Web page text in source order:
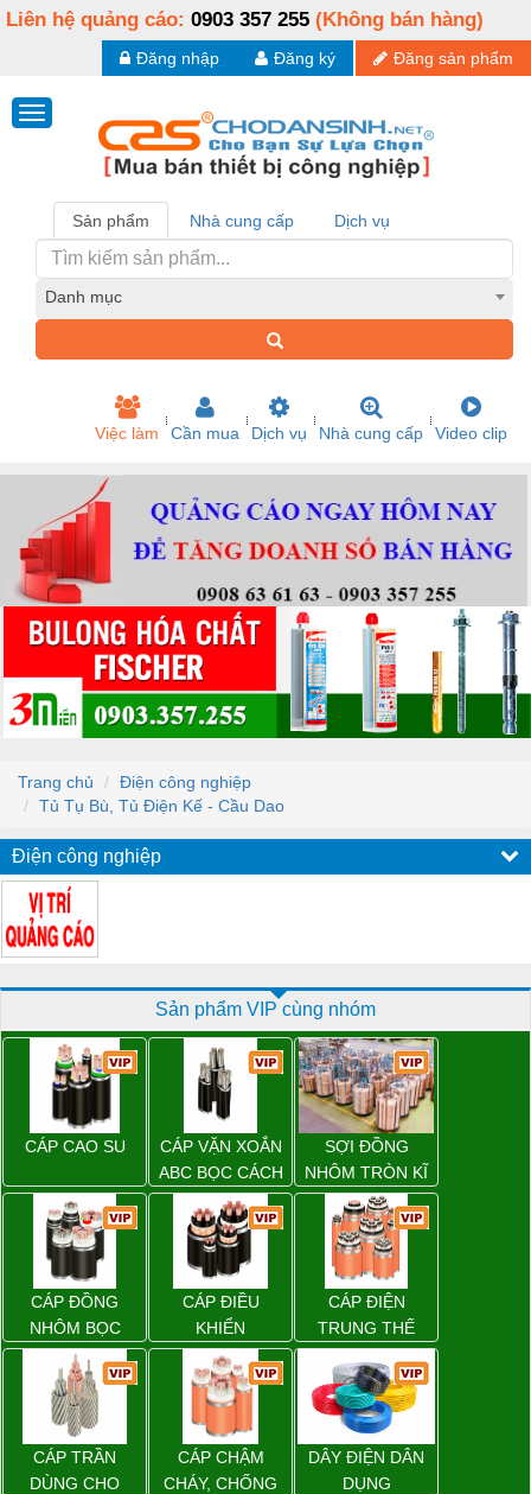
Liên hệ quảng cáo: 0903 357 255 (Không bán hàng)
Đăng sản phẩm
Đăng ký
Đăng nhập
Sản phẩm Nhà cung cấp Dịch vụ
Danh mục
Việc làm Cần mua Dịch vụ Nhà cung cấp Video clip
Trang chủ
Điện công nghiệp
Tủ Tụ Bù, Tủ Điện Kế - Cầu Dao
Điện công nghiệp
Sản phẩm VIP cùng nhóm
CÁP CAO SU
CÁP VẶN XOẮN
ABC BỌC CÁCH
ĐIỆN XLPE
SỢI ĐỒNG
NHÔM TRÒN KĨ
THUẬT ĐIỆN
CÁP ĐỒNG
NHÔM BỌC
CÁP ĐIỀU
KHIỂN
CÁP ĐIỆN
TRUNG THẾ
CÁP TRẦN
DÙNG CHO
CÁP CHẬM
CHÁY, CHỐNG
DÂY ĐIỆN DÂN
DỤNG